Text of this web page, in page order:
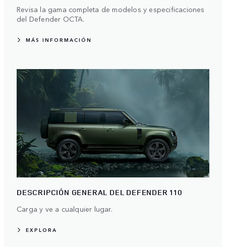
Revisa la gama completa de modelos y especificaciones
del Defender OCTA.
MÁS INFORMACIÓN
DESCRIPCIÓN GENERAL DEL DEFENDER 110
Carga y ve a cualquier lugar.
EXPLORA